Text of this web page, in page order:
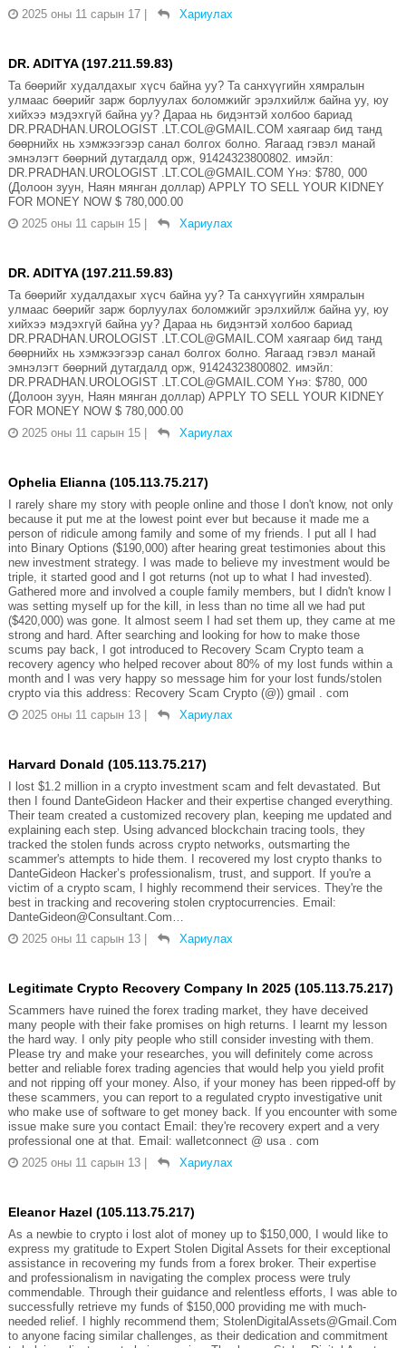
2025 оны 11 сарын 17
Хариулах
DR. ADITYA (197.211.59.83)
Та бөөрийг худалдахыг хүсч байна уу? Та санхүүгийн хямралын
улмаас бөөрийг зарж борлуулах боломжийг эрэлхийлж байна уу, юу
хийхээ мэдэхгүй байна уу? Дараа нь бидэнтэй холбоо бариад
DR.PRADHAN.UROLOGIST .LT.COL@GMAIL.COM хаягаар бид танд
бөөрнийх нь хэмжээгээр санал болгох болно. Яагаад гэвэл манай
эмнэлэгт бөөрний дутагдалд орж, 91424323800802. имэйл:
DR.PRADHAN.UROLOGIST .LT.COL@GMAIL.COM Yнэ: $780, 000
(Долоон зуун, Наян мянган доллар) APPLY TO SELL YOUR KIDNEY
FOR MONEY NOW $ 780,000.00
2025 оны 11 сарын 15
Хариулах
DR. ADITYA (197.211.59.83)
Та бөөрийг худалдахыг хүсч байна уу? Та санхүүгийн хямралын
улмаас бөөрийг зарж борлуулах боломжийг эрэлхийлж байна уу, юу
хийхээ мэдэхгүй байна уу? Дараа нь бидэнтэй холбоо бариад
DR.PRADHAN.UROLOGIST .LT.COL@GMAIL.COM хаягаар бид танд
бөөрнийх нь хэмжээгээр санал болгох болно. Яагаад гэвэл манай
эмнэлэгт бөөрний дутагдалд орж, 91424323800802. имэйл:
DR.PRADHAN.UROLOGIST .LT.COL@GMAIL.COM Yнэ: $780, 000
(Долоон зуун, Наян мянган доллар) APPLY TO SELL YOUR KIDNEY
FOR MONEY NOW $ 780,000.00
2025 оны 11 сарын 15
Хариулах
Ophelia Elianna (105.113.75.217)
I rarely share my story with people online and those I don't know, not only
because it put me at the lowest point ever but because it made me a
person of ridicule among family and some of my friends. I put all I had
into Binary Options ($190,000) after hearing great testimonies about this
new investment strategy. I was made to believe my investment would be
triple, it started good and I got returns (not up to what I had invested).
Gathered more and involved a couple family members, but I didn't know I
was setting myself up for the kill, in less than no time all we had put
($420,000) was gone. It almost seem I had set them up, they came at me
strong and hard. After searching and looking for how to make those
scums pay back, I got introduced to Recovery Scam Crypto team a
recovery agency who helped recover about 80% of my lost funds within a
month and I was very happy so message him for your lost funds/stolen
crypto via this address: Recovery Scam Crypto (@)) gmail . com
2025 оны 11 сарын 13
Хариулах
Harvard Donald (105.113.75.217)
I lost $1.2 million in a crypto investment scam and felt devastated. But
then I found DanteGideon Hacker and their expertise changed everything.
Their team created a customized recovery plan, keeping me updated and
explaining each step. Using advanced blockchain tracing tools, they
tracked the stolen funds across crypto networks, outsmarting the
scammer's attempts to hide them. I recovered my lost crypto thanks to
DanteGideon Hacker’s professionalism, trust, and support. If you're a
victim of a crypto scam, I highly recommend their services. They're the
best in tracking and recovering stolen cryptocurrencies. Email:
DanteGideon@Consultant.Com…
2025 оны 11 сарын 13
Хариулах
Legitimate Crypto Recovery Company In 2025 (105.113.75.217)
‎Scammers have ruined the forex trading market, they have deceived
many people with their fake promises on high returns. I learnt my lesson
the hard way. I only pity people who still consider investing with them.
Please try and make your researches, you will definitely come across
better and reliable forex trading agencies that would help you yield profit
and not ripping off your money. Also, if your money has been ripped-off by
these scammers, you can report to a regulated crypto investigative unit
who make use of software to get money back. If you encounter with some
issue make sure you contact Email: they're recovery expert and a very
professional one at that. Email: walletconnect @ usa . com
2025 оны 11 сарын 13
Хариулах
Eleanor Hazel (105.113.75.217)
As a newbie to crypto i lost alot of money up to $150,000, I would like to
express my gratitude to Expert Stolen Digital Assets for their exceptional
assistance in recovering my funds from a forex broker. Their expertise
and professionalism in navigating the complex process were truly
commendable. Through their guidance and relentless efforts, I was able to
successfully retrieve my funds of $150,000 providing me with much-
needed relief. I highly recommend them; StolenDigitalAssets@Gmail.Com
to anyone facing similar challenges, as their dedication and commitment